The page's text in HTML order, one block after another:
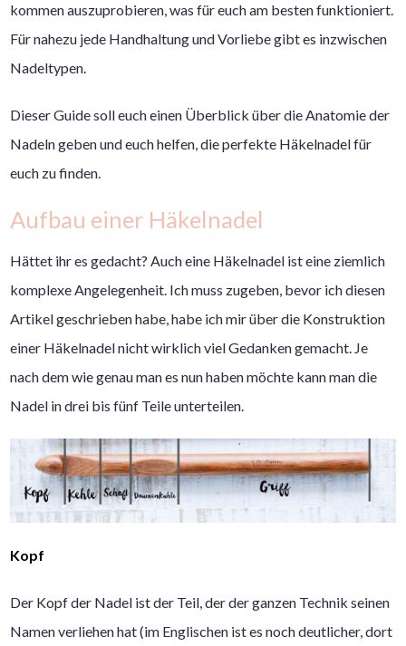
kommen auszuprobieren, was für euch am besten funktioniert.
Für nahezu jede Handhaltung und Vorliebe gibt es inzwischen
Nadeltypen.
Dieser Guide soll euch einen Überblick über die Anatomie der
Nadeln geben und euch helfen, die perfekte Häkelnadel für
euch zu finden.
Aufbau einer Häkelnadel
Hättet ihr es gedacht? Auch eine Häkelnadel ist eine ziemlich
komplexe Angelegenheit. Ich muss zugeben, bevor ich diesen
Artikel geschrieben habe, habe ich mir über die Konstruktion
einer Häkelnadel nicht wirklich viel Gedanken gemacht. Je
nach dem wie genau man es nun haben möchte kann man die
Nadel in drei bis fünf Teile unterteilen.
Kopf
Der Kopf der Nadel ist der Teil, der der ganzen Technik seinen
Namen verliehen hat (im Englischen ist es noch deutlicher, dort